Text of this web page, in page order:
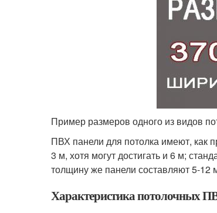
Пример размеров одного из видов
ПВХ панели для потолка имеют, как
3 м, хотя могут достигать и 6 м;
толщину же панели составляют 5-12
Характеристика потолочных